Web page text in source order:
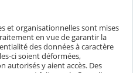
et organisationnelles sont mises
en vue de garantir la
des données à caractère
ci soient déformées,
autorisés y aient accès. Des